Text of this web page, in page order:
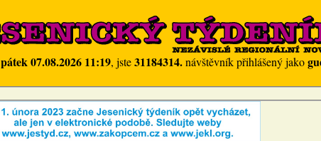
pátek 07.08.2026 11:19, jste31184314.návštěvník přihlášený jako